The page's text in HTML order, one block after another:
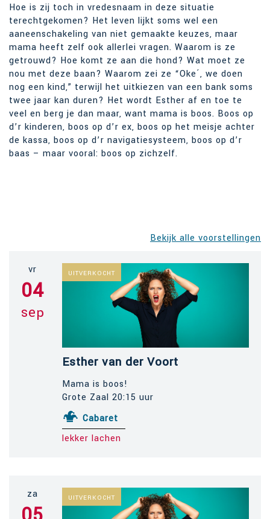
Hoe is zij toch in vredesnaam in deze situatie
terechtgekomen? Het leven lijkt soms wel een
aaneenschakeling van niet gemaakte keuzes, maar
mama heeft zelf ook allerlei vragen. Waarom is ze
getrouwd? Hoe komt ze aan die hond? Wat moet ze
nou met deze baan? Waarom zei ze “Oke´, we doen
nog een kind,” terwijl het uitkiezen van een bank soms
twee jaar kan duren? Het wordt Esther af en toe te
veel en berg je dan maar, want mama is boos. Boos op
d’r kinderen, boos op d’r ex, boos op het meisje achter
de kassa, boos op d’r navigatiesysteem, boos op d’r
baas – maar vooral: boos op zichzelf.
Bekijk alle voorstellingen
vr
04
sep
UITVERKOCHT
Esther van der Voort
Mama is boos!
Grote Zaal 20:15 uur
Cabaret
lekker lachen
za UITVERKOCHT